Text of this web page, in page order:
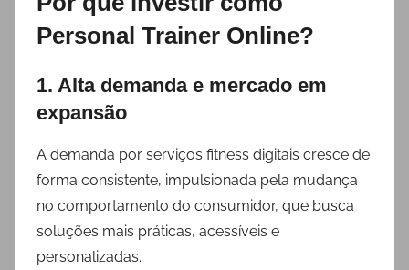
Personal Trainer Online?
1. Alta demanda e mercado em
expansão
A demanda por serviços fitness digitais cresce de
forma consistente, impulsionada pela mudança
no comportamento do consumidor, que busca
soluções mais práticas, acessíveis e
personalizadas.